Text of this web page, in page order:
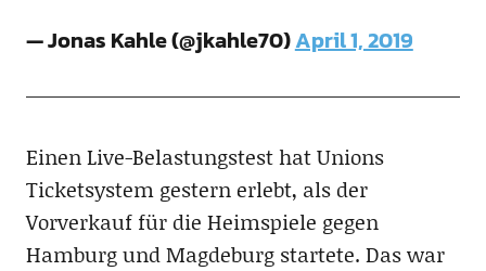
— Jonas Kahle (@jkahle70)April 1, 2019
Einen Live-Belastungstest hat Unions
Ticketsystem gestern erlebt, als der
Vorverkauf für die Heimspiele gegen
Hamburg und Magdeburg startete. Das war